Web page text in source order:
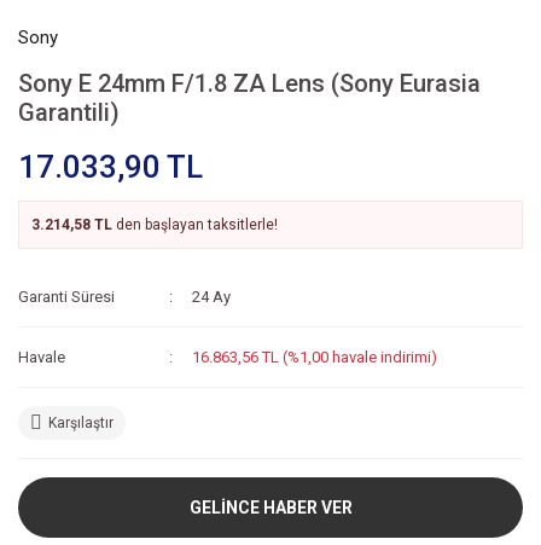
Sony
Sony E 24mm F/1.8 ZA Lens (Sony Eurasia
Garantili)
17.033,90 TL
3.214,58 TL den başlayan taksitlerle!
Garanti Süresi 24 Ay
Havale 16.863,56 TL (%1,00 havale indirimi)
Karşılaştır
GELİNCE HABER VER